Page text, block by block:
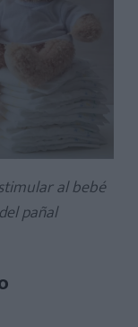
al bebé
pañal